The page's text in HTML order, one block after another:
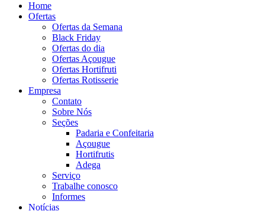
Home
Ofertas
Ofertas da Semana
Black Friday
Ofertas do dia
Ofertas Açougue
Ofertas Hortifruti
Ofertas Rotisserie
Empresa
Contato
Sobre Nós
Seções
Padaria e Confeitaria
Açougue
Hortifrutis
Adega
Serviço
Trabalhe conosco
Informes
Notícias